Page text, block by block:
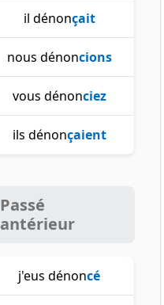
il dénonçait
nous dénoncions
vous dénonciez
ils dénonçaient
Passé
antérieur
j'eus dénoncé